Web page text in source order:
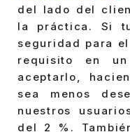
del lado del
la práctica. Si
seguridad para
requisito en
aceptarlo,
sea menos
nuestros
del 2 %.